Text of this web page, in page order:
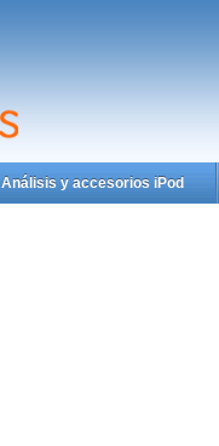
Análisis y accesorios iPod